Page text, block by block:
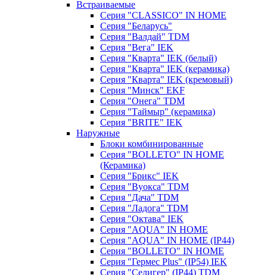
Встраиваемые
Серия "CLASSICO" IN HOME
Серия "Беларусь"
Серия "Валдай" TDM
Серия "Вега" IEK
Серия "Кварта" IEK (белый)
Серия "Кварта" IEK (керамика)
Серия "Кварта" IEK (кремовый)
Серия "Минск" EKF
Серия "Онега" TDM
Серия "Таймыр" (керамика)
Серия "BRITE" IEK
Наружные
Блоки комбинированные
Серия "BОLLETO" IN HOME
(Керамика)
Серия "Брикс" IEK
Серия "Вуокса" TDM
Серия "Дача" TDM
Серия "Ладога" TDM
Серия "Октава" IEK
Серия "AQUA" IN HOME
Серия "AQUA" IN HOME (IP44)
Серия "BОLLETO" IN HOME
Серия "Гермес Plus" (IP54) IEK
Серия "Селигер" (IP44) TDM